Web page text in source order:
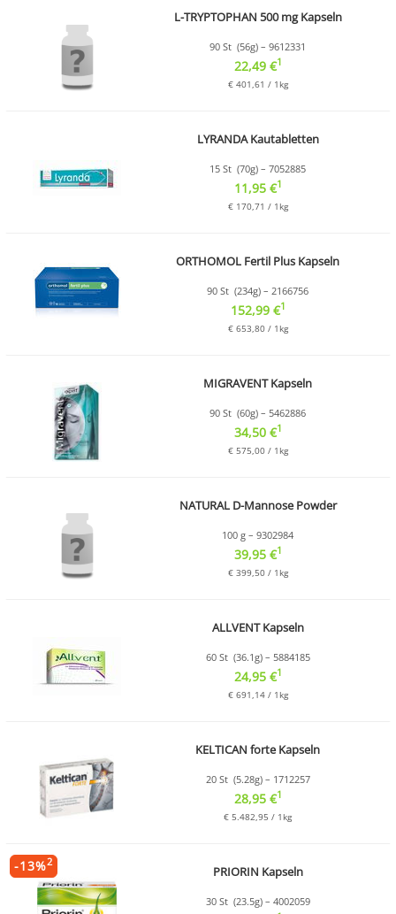
L-TRYPTOPHAN 500 mg Kapseln
90 St (56g) – 9612331
22,49 €1
€ 401,61 / 1kg
LYRANDA Kautabletten
15 St (70g) – 7052885
11,95 €1
€ 170,71 / 1kg
ORTHOMOL Fertil Plus Kapseln
90 St (234g) – 2166756
152,99 €1
€ 653,80 / 1kg
MIGRAVENT Kapseln
90 St (60g) – 5462886
34,50 €1
€ 575,00 / 1kg
NATURAL D-Mannose Powder
100 g – 9302984
39,95 €1
€ 399,50 / 1kg
ALLVENT Kapseln
60 St (36.1g) – 5884185
24,95 €1
€ 691,14 / 1kg
KELTICAN forte Kapseln
20 St (5.28g) – 1712257
28,95 €1
€ 5.482,95 / 1kg
PRIORIN Kapseln
30 St (23.5g) – 4002059
-13%2